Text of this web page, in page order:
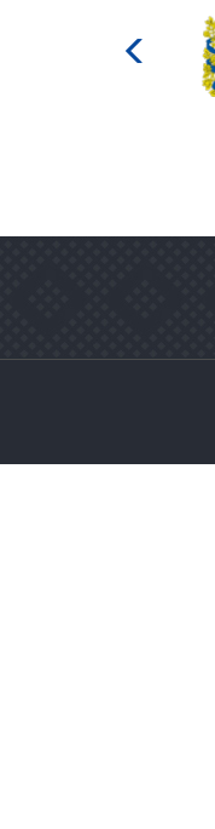
Министерство
культуры
Российской
федерации